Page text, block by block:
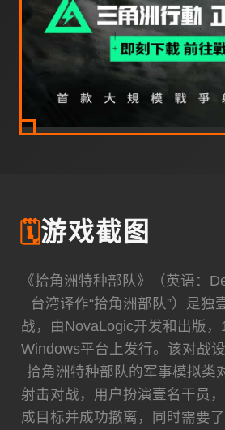
🗓️游戏截图
《拾角洲特种部队》（英语：
台湾译作“拾角洲部队”）是独
战，由NovaLogic开发和出版
Windows平台上发行。该对战
拾角洲特种部队的军事模拟类
射击对战，用户扮演壹名干员
成目标并成功撤离，同时需要